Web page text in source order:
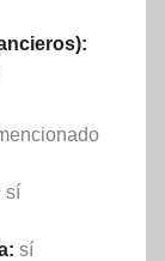
sí
sí